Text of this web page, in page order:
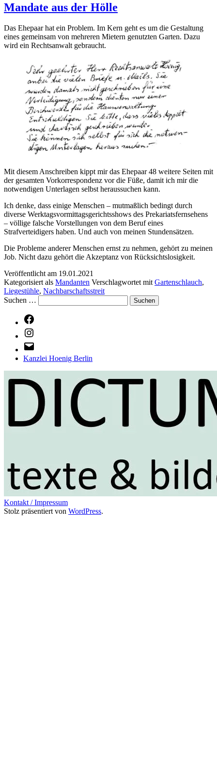
Mandate aus der Hölle
Das Ehepaar hat ein Problem. Im Kern geht es um die Gestaltung
eines gemeinsam von mehreren Mietern genutzten Garten. Dazu
wird ein Rechtsanwalt gebraucht.
Mit diesem Anschreiben kippt mir das Ehepaar 48 weitere Seiten mit
der gesamten Vorkorrespondenz vor die Füße, damit ich mir die
notwendigen Unterlagen selbst heraussuchen kann.
Ich denke, dass einige Menschen – mutmaßlich bedingt durch
diverse Werktagsvormittagsgerichtsshows des Prekariatsfernsehens
– völlige falsche Vorstellungen von dem Beruf eines
Strafverteidigers haben. Und auch von meinen Stundensätzen.
Die Probleme anderer Menschen ernst zu nehmen, gehört zu meinen
Job. Nicht dazu gehört die Akzeptanz von Rücksichtslosigkeit.
Veröffentlicht am 19.01.2021
Kategorisiert als Mandanten Verschlagwortet mit Gartenschlauch,
Liegestühle, Nachbarschaftsstreit
Suchen …
Kanzlei Hoenig Berlin
Kontakt / Impressum
Stolz präsentiert von WordPress.